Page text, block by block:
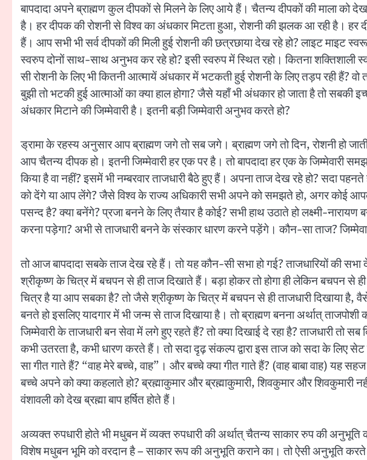
बापदादा अपने ब्राह्मण कुल दीपकों से मिलने के लिए आये हैं। चैतन्य दीपकों की माला को
है। हर दीपक की रोशनी से विश्व का अंधकार मिटता हुआ, रोशनी की झलक आ रही है। हर
हैं। आप सभी भी सर्व दीपकों की मिली हुई रोशनी की छत्रछाया देख रहे हो? लाइट
स्वरुप दोनों साथ-साथ अनुभव कर रहे हो? इसी स्वरुप में स्थित रहो। कितना
सी रोशनी के लिए भी कितनी आत्मायें अंधकार में भटकती हुई रोशनी के लिए तड़प रही हैं?
बुझी तो भटकी हुई आत्माओं का क्या हाल होगा? जैसे यहाँ भी अंधकार हो जाता है तो
अंधकार मिटाने की जिम्मेवारी है। इतनी बड़ी जिम्मेवारी अनुभव करते हो?
ड्रामा के रहस्य अनुसार आप ब्राह्मण जगे तो सब जगे। ब्राह्मण जगे तो दिन, रोशनी हो
आप चैतन्य दीपक हो। इतनी जिम्मेवारी हर एक पर है। तो बापदादा हर एक के जिम्मेवारी
किया है वा नहीं? इसमें भी नम्बरवार ताजधारी बैठे हुए हैं। अपना ताज देख रहे हो? सदा
को देंगे या आप लेंगे? जैसे विश्व के राज्य अधिकारी सभी अपने को समझते हो, अगर कोई
पसन्द है? क्या बनेंगे? प्रजा बनने के लिए तैयार है कोई? सभी हाथ उठाते हो लक्ष्मी-
करना पड़ेगा? अभी से ताजधारी बनने के संस्कार धारण करने पड़ेंगे। कौन-सा ताज?
तो आज बापदादा सबके ताज देख रहे हैं। तो यह कौन-सी सभा हो गई? ताजधारियों की
श्रीकृष्ण के चित्र में बचपन से ही ताज दिखाते हैं। बड़ा होकर तो होगा ही लेकिन बचपन से
चित्र है या आप सबका है? तो जैसे श्रीकृष्ण के चित्र में बचपन से ही ताजधारी दिखाया है,
बनते हो इसलिए यादगार में भी जन्म से ताज दिखाया है। तो ब्राह्मण बनना अर्थात्
जिम्मेवारी के ताजधारी बन सेवा में लगे हुए रहते हैं? तो क्या दिखाई दे रहा है? ताजधारी
कभी उतरता है, कभी धारण करते हैं। तो सदा दृढ़ संकल्प द्वारा इस ताज को सदा के लिए सेट
सा गीत गाते हैं? “वाह मेरे बच्चे, वाह”। और बच्चे क्या गीत गाते हैं? (वाह बाबा वाह) यह
बच्चे अपने को क्या कहलाते हो? ब्रह्माकुमार और ब्रह्माकुमारी, शिवकुमार और शिवकुमारी
वंशावली को देख ब्रह्मा बाप हर्षित होते हैं।
अव्यक्त रुपधारी होते भी मधुबन में व्यक्त रुपधारी की अर्थात् चैतन्य साकार रुप की
विशेष मधुबन भूमि को वरदान है – साकार रूप की अनुभूति कराने का। तो ऐसी अनुभूति